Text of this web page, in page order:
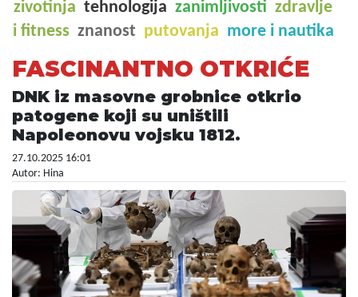
zivotinja tehnologija zanimljivosti zdravlje
i fitness znanost putovanja more i nautika
FASCINANTNO OTKRIĆE
DNK iz masovne grobnice otkrio
patogene koji su uništili
Napoleonovu vojsku 1812.
27.10.2025 16:01
Autor: Hina